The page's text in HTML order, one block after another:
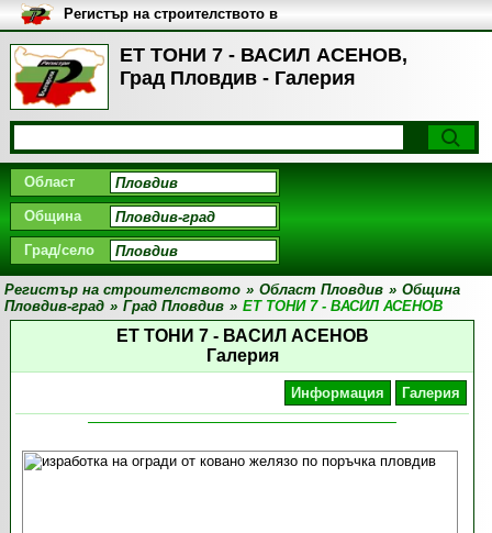
ЕТ ТОНИ 7 - ВАСИЛ АСЕНОВ,
Град Пловдив - Галерия
Регистър на строителството в
България
Област
Община
Град/село
Регистър на строителството » Област Пловдив » Община
Пловдив-град » Град Пловдив » ЕТ ТОНИ 7 - ВАСИЛ АСЕНОВ
ЕТ ТОНИ 7 - ВАСИЛ АСЕНОВ
Галерия
Информация Галерия